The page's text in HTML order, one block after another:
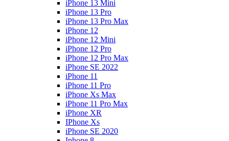
iPhone 13 Mini
iPhone 13 Pro
iPhone 13 Pro Max
iPhone 12
iPhone 12 Mini
iPhone 12 Pro
iPhone 12 Pro Max
iPhone SE 2022
iPhone 11
iPhone 11 Pro
iPhone Xs Max
iPhone 11 Pro Max
iPhone XR
IPhone Xs
iPhone SE 2020